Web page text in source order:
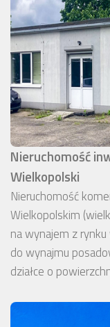
Nieruchomość
Wielkopolski
Nieruchomość
Wielkopolskim
na wynajem z
do wynajmu
działce o